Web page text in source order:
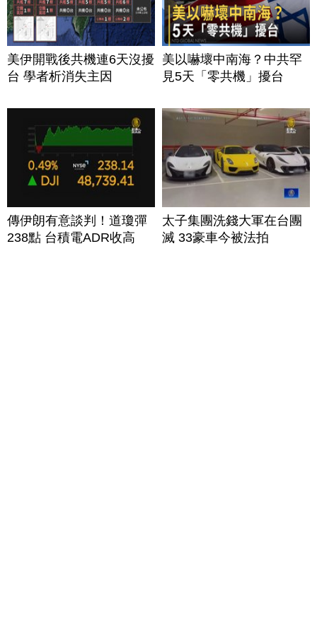
美伊開戰後共機連6天沒擾
台 學者析消失主因
美以嚇壞中南海？中共罕
見5天「零共機」擾台
傳伊朗有意談判！道瓊彈
238點 台積電ADR收高
太子集團洗錢大軍在台團
滅 33豪車今被法拍